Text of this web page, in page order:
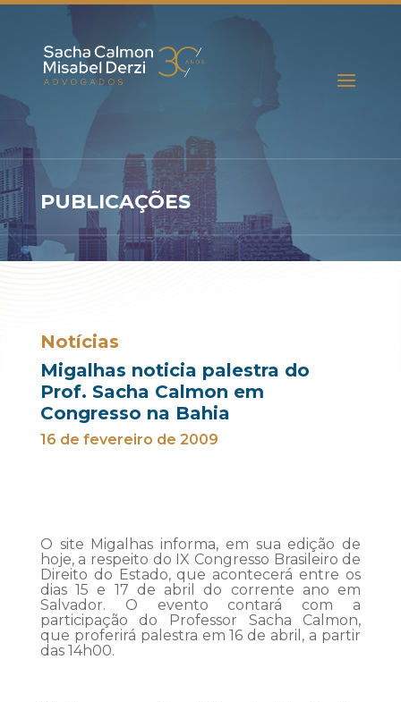
PUBLICAÇÕES
Notícias
Migalhas noticia palestra do
Prof. Sacha Calmon em
Congresso na Bahia
16 de fevereiro de 2009
O site Migalhas informa, em sua edição de
hoje, a respeito do IX Congresso Brasileiro de
Direito do Estado, que acontecerá entre os
dias 15 e 17 de abril do corrente ano em
Salvador. O evento contará com a
participação do Professor Sacha Calmon,
que proferirá palestra em 16 de abril, a partir
das 14h00.